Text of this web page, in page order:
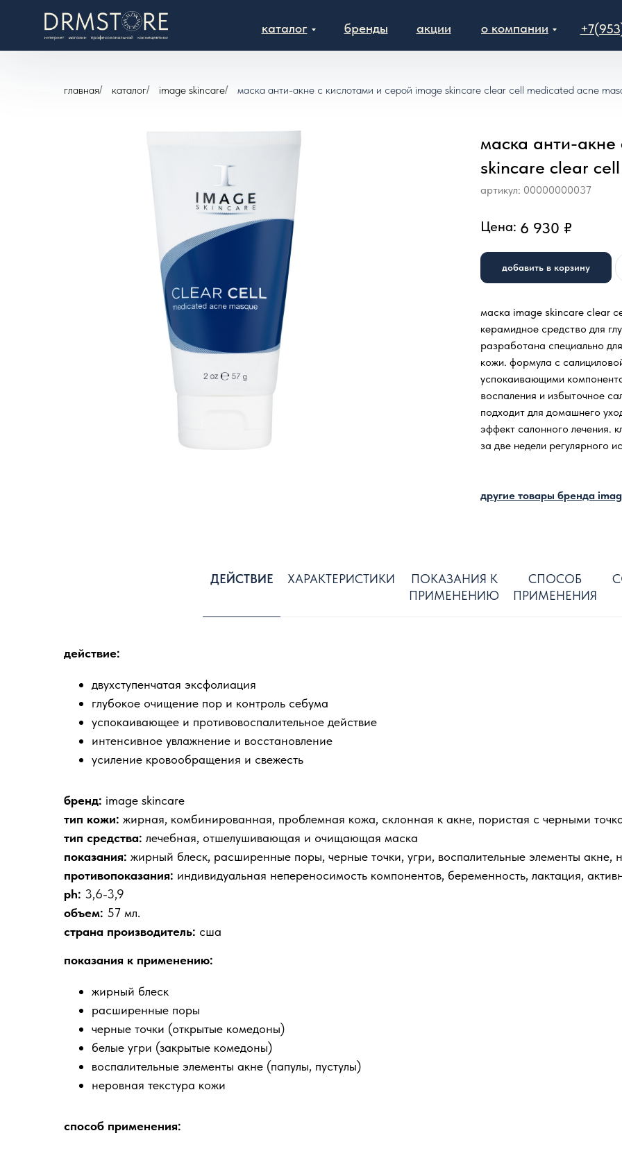
о компании
акции
каталог бренды
главная/ каталог/ image skincare/ маска анти-акне с кислотами и серой image skincare clear cell medicated acne
маска анти-акне
skincare clear
артикул: 00000000037
Цена: 6 930 ₽
добавить в корзину
маска image skincare clear
керамидное средство для
разработана специально
кожи. формула с
успокаивающими
воспаления и избыточное
подходит для домашнего
эффект салонного лечения.
за две недели регулярного
другие товары бренда
ДЕЙСТВИЕ ХАРАКТЕРИСТИКИ
ПОКАЗАНИЯ К
ПРИМЕНЕНИЮ
СПОСОБ
ПРИМЕНЕНИЯ
действие:
двухступенчатая эксфолиация
глубокое очищение пор и контроль себума
успокаивающее и противовоспалительное действие
интенсивное увлажнение и восстановление
усиление кровообращения и свежесть
бренд: image skincare
тип кожи: жирная, комбинированная, проблемная кожа, склонная к акне, пористая с черными
тип средства: лечебная, отшелушивающая и очищающая маска
показания: жирный блеск, расширенные поры, черные точки, угри, воспалительные элементы акне,
противопоказания: индивидуальная непереносимость компонентов, беременность, лактация,
ph: 3,6-3,9
объем: 57 мл.
страна производитель: сша
показания к применению:
жирный блеск
расширенные поры
черные точки (открытые комедоны)
белые угри (закрытые комедоны)
воспалительные элементы акне (папулы, пустулы)
неровная текстура кожи
способ применения: